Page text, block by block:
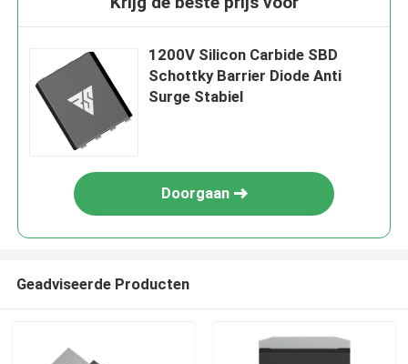
1200V Silicon Carbide SBD
Schottky Barrier Diode Anti
Surge Stabiel
Doorgaan
Geadviseerde Producten